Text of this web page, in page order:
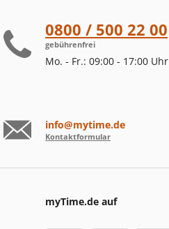
0800 / 500 22 00
gebührenfrei
Mo. - Fr.: 09:00 - 17:00 Uhr
info@mytime.de
Kontaktformular
myTime.de auf